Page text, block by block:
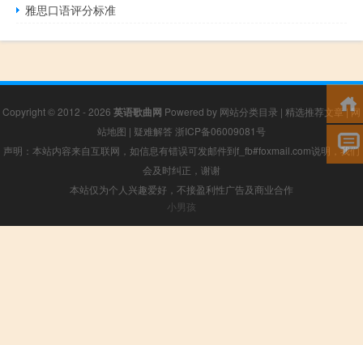
雅思口语评分标准
Copyright © 2012 - 2026 英语歌曲网 Powered by 网站分类目录 | 精选推荐文章|网
站地图 | 疑难解答 浙ICP备06009081号
声明：本站内容来自互联网，如信息有错误可发邮件到f_fb#foxmail.com说明，我们
会及时纠正，谢谢
本站仅为个人兴趣爱好，不接盈利性广告及商业合作
小男孩